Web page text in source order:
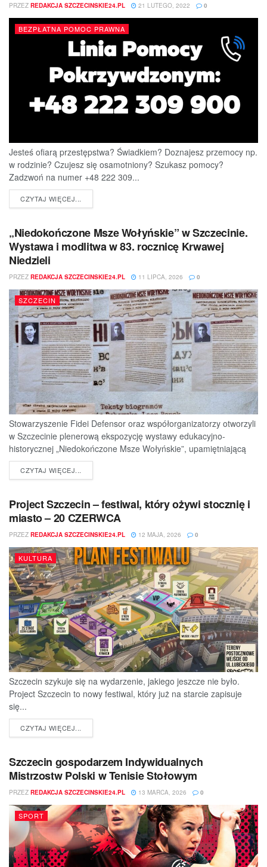
PRZEZ REDAKCJA SZCZECINSKIE24.PL 21 LUTEGO, 2022 0
BEZPŁATNA POMOC PRAWNA
Jesteś ofiarą przestępstwa? Świadkiem? Doznajesz przemocy np.
w rodzinie? Czujesz się osamotniony? Szukasz pomocy?
Zadzwoń na numer +48 222 309...
CZYTAJ WIĘCEJ...
„Niedokończone Msze Wołyńskie” w Szczecinie.
Wystawa i modlitwa w 83. rocznicę Krwawej
Niedzieli
PRZEZ REDAKCJA SZCZECINSKIE24.PL 11 LIPCA, 2026 0
SZCZECIN
Stowarzyszenie Fidei Defensor oraz współorganizatorzy otworzyli
w Szczecinie plenerową ekspozycję wystawy edukacyjno-
historycznej „Niedokończone Msze Wołyńskie”, upamiętniającą
ofiary jednej z najtragiczniejszych...
CZYTAJ WIĘCEJ...
Project Szczecin – festiwal, który ożywi stocznię i
miasto – 20 CZERWCA
PRZEZ REDAKCJA SZCZECINSKIE24.PL 12 MAJA, 2026 0
KULTURA
Szczecin szykuje się na wydarzenie, jakiego jeszcze nie było.
Project Szczecin to nowy festiwal, który już na starcie zapisuje
się...
CZYTAJ WIĘCEJ...
Szczecin gospodarzem Indywidualnych
Mistrzostw Polski w Tenisie Stołowym
PRZEZ REDAKCJA SZCZECINSKIE24.PL 13 MARCA, 2026 0
SPORT